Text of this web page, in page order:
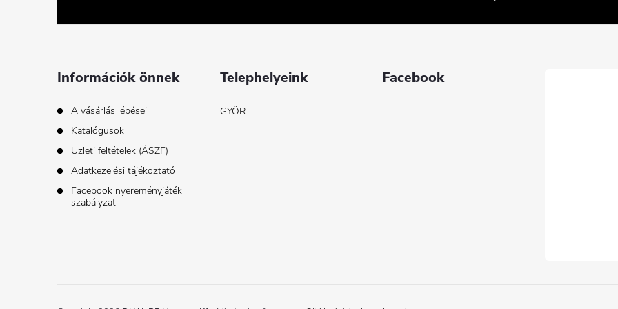
Információk önnek
A vásárlás lépései
Katalógusok
Üzleti feltételek (ÁSZF)
Adatkezelési tájékoztató
Facebook nyereményjáték
szabályzat
Telephelyeink
GYÖR
Facebook